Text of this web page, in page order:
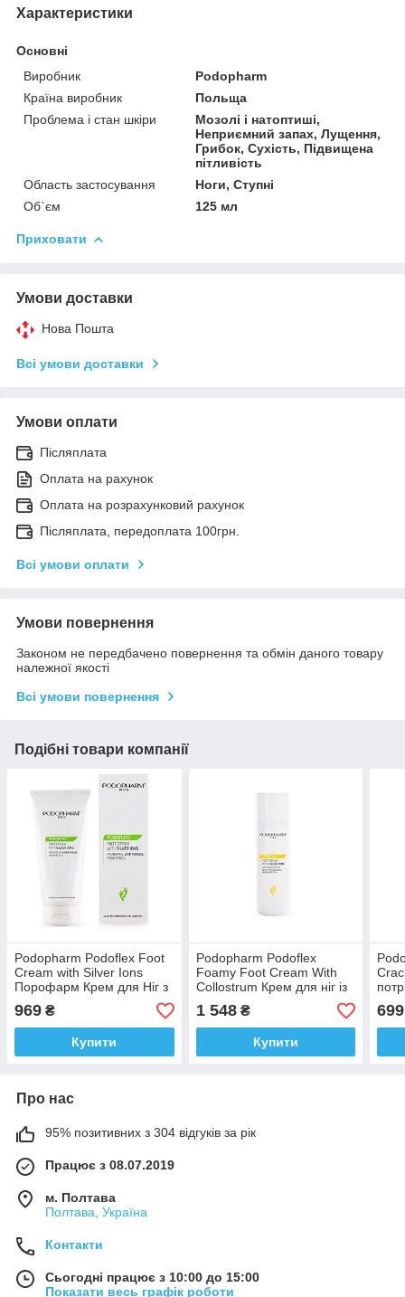
Характеристики
Основні
Виробник
Podopharm
Країна виробник
Польща
Проблема і стан шкіри
Мозолі і натоптиші,
Неприємний запах, Лущення,
Грибок, Сухість, Підвищена
пітливість
Область застосування
Ноги, Ступні
Об`єм
125 мл
Приховати
Умови доставки
Нова Пошта
Всі умови доставки
Умови оплати
Післяплата
Оплата на рахунок
Оплата на розрахунковий рахунок
Післяплата, передоплата 100грн.
Всі умови оплати
Умови повернення
Законом не передбачено повернення та обмін даного товару
належної якості
Всі умови повернення
Подібні товари компанії
Podopharm Podoflex Foot
Cream with Silver Ions
Порофарм Крем для Ніг з
Іонами Серебра 100 мл
969 ₴
Купити
Podopharm Podoflex
Foamy Foot Cream With
Collostrum Крем для ніг із
молозивом 150 мл
Польща Доставка з ЄС
1 548₴
Купити
699
Про нас
95% позитивних з 304 відгуків за рік
Працює з 08.07.2019
м. Полтава
Полтава, Україна
Контакти
Сьогодні працює з 10:00 до 15:00
Показати весь графік роботи